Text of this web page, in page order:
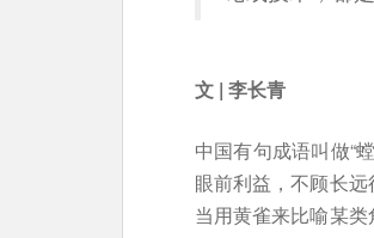
文 | 李长青
中国有句成语叫做“
眼前利益，不顾长
当用黄雀来比喻某